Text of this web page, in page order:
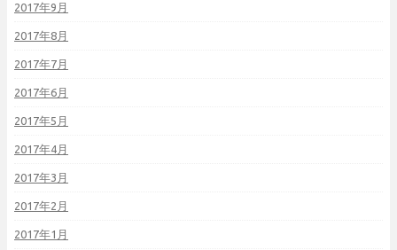
2017年9月
2017年8月
2017年7月
2017年6月
2017年5月
2017年4月
2017年3月
2017年2月
2017年1月